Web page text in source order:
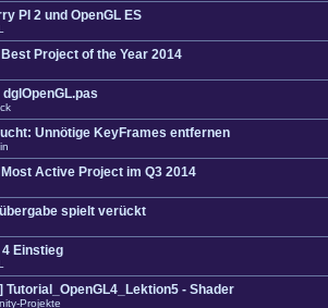
PI 2 und OpenGL ES
Project of the Year 2014
Unnötige KeyFrames entfernen
Active Project im Q3 2014
spielt verückt
4 Einstieg
Tutorial_OpenGL4_Lektion5 - Shader
Projekte